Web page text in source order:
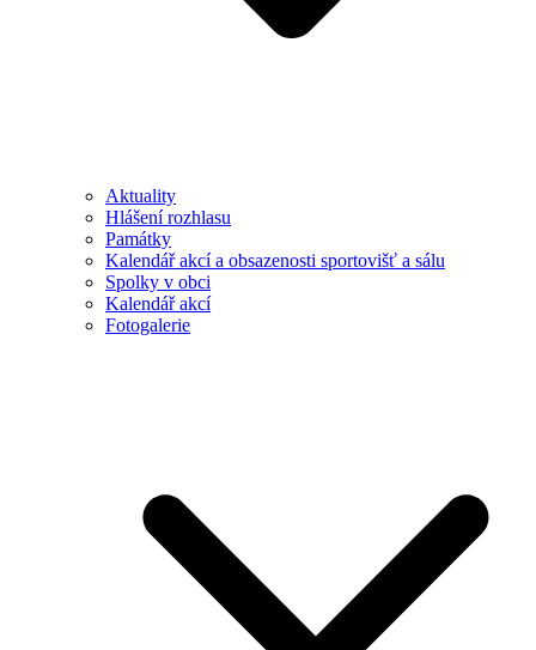
Aktuality
Hlášení rozhlasu
Památky
Kalendář akcí a obsazenosti sportovišť a sálu
Spolky v obci
Kalendář akcí
Fotogalerie